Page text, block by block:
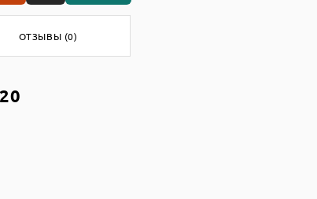
ОТЗЫВЫ (0)